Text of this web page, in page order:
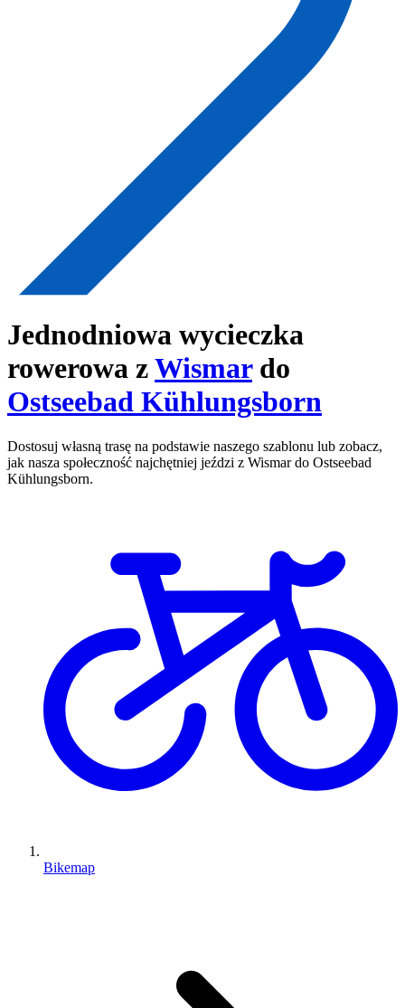
Jednodniowa wycieczka
rowerowa zWismardo
Ostseebad Kühlungsborn
Dostosuj własną trasę na podstawie naszego szablonu lub zobacz,
jak nasza społeczność najchętniej jeździ z Wismar do Ostseebad
Kühlungsborn.
Bikemap